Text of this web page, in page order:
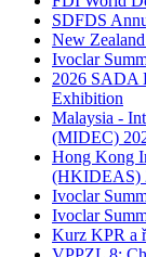
SDFDS
New
Ivoclar
2026 SADA
Exhibition
Malaysia -
(MIDEC)
Hong Kong
(HKIDEAS)
Ivoclar
Ivoclar
Kurz KPR a